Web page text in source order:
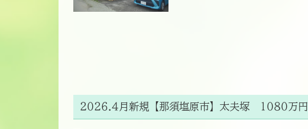
2026.4月新規【那須塩原市】太夫塚 1080万円